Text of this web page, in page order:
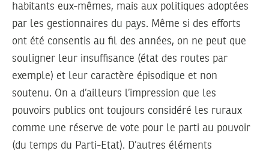
habitants eux-mêmes, mais aux politiques adoptées
par les gestionnaires du pays. Même si des efforts
ont été consentis au fil des années, on ne peut que
souligner leur insuffisance (état des routes par
exemple) et leur caractère épisodique et non
soutenu. On a d’ailleurs l’impression que les
pouvoirs publics ont toujours considéré les ruraux
comme une réserve de vote pour le parti au pouvoir
(du temps du Parti-Etat). D’autres éléments